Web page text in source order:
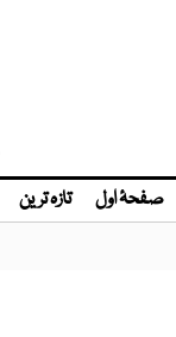
صفحۂ اول تازہ ترین